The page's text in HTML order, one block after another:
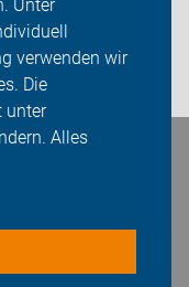
Unter
verwenden wir
Die
unter
Alles